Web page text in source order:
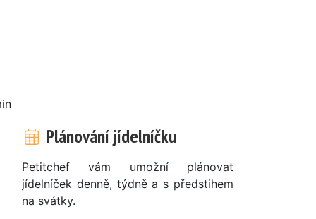
Plánování jídelníčku
Petitchef vám umožní plánovat
jídelníček denně, týdně a s předstihem
na svátky.